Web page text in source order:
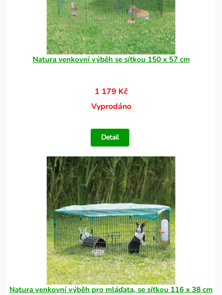
Natura venkovní výběh se síťkou 150 x 57 cm
1 179 Kč
Vyprodáno
Detail
Natura venkovní výběh pro mláďata, se síťkou 116 x 38 cm